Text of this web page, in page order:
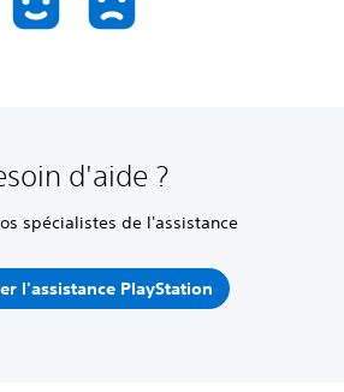
d'aide ?
spécialistes de l'assistance
l'assistance PlayStation